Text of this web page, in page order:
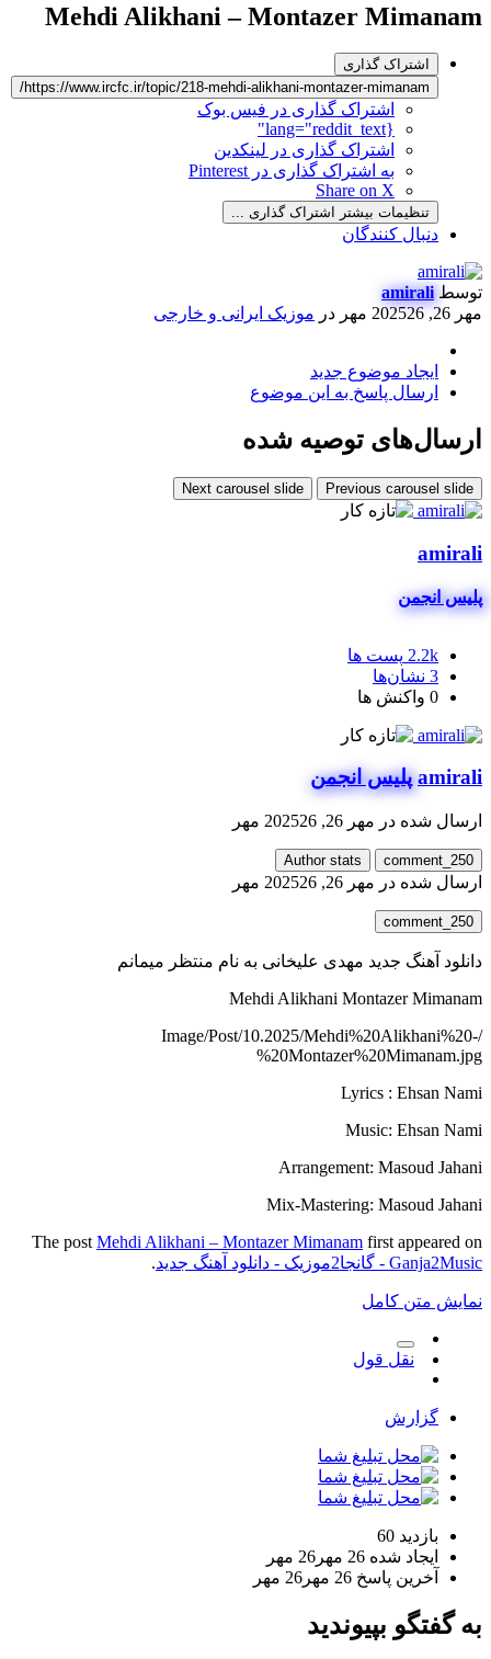
Mehdi Alikhani – Montazer Mimanam
اشتراک گذاری
https://www.ircfc.ir/topic/218-mehdi-alikhani-montazer-mimanam/
اشتراک گذاری در فیس بوک
{lang="reddit_text"
اشتراک گذاری در لینکدین
به اشتراک گذاری در Pinterest
Share on X
تنظیمات بیشتر اشتراک گذاری ...
دنبال کنندگان
توسطamirali
مهر 26, 2025
26 مهر در موزیک ایرانی و خارجی
ایجاد موضوع جدید
ارسال پاسخ به این موضوع
ارسال‌های توصیه شده
Previous carousel slide
Next carousel slide
amirali
پلیس انجمن
2.2k پست ها
3 نشان‌ها
0 واکنش ها
amirali پلیس انجمن
ارسال شده در مهر 26, 2025 26 مهر
comment_250
Author stats
ارسال شده در مهر 26, 2025 26 مهر
comment_250
دانلود آهنگ جدید مهدی علیخانی به نام منتظر میمانم
Mehdi Alikhani Montazer Mimanam
/Image/Post/10.2025/Mehdi%20Alikhani%20-
%20Montazer%20Mimanam.jpg
Lyrics : Ehsan Nami
Music: Ehsan Nami
Arrangement: Masoud Jahani
Mix-Mastering: Masoud Jahani
The post Mehdi Alikhani – Montazer Mimanam first appeared on
Ganja2Music - گانجا2موزیک - دانلود آهنگ جدید
.
نمایش متن کامل
نقل قول
گزارش
بازدید 60
ایجاد شده 26 مهر
26 مهر
آخرین پاسخ 26 مهر 26 مهر
به گفتگو بپیوندید